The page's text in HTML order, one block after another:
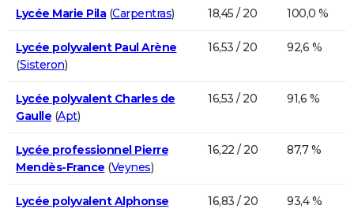
Lycée Marie Pila(Carpentras) 18,45 / 20 100,0 %
Lycée polyvalent Paul Arène
(Sisteron)
16,53 / 20 92,6 %
Lycée polyvalent Charles de
Gaulle (Apt)
16,53 / 20 91,6 %
Lycée professionnel Pierre
Mendès-France (Veynes)
16,22 / 20 87,7 %
Lycée polyvalent Alphonse
16,83 / 20 93,4 %